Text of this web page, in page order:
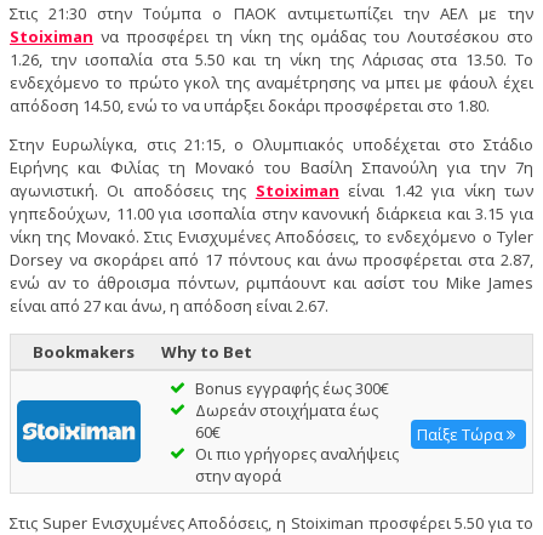
Στις 21:30 στην Τούμπα ο ΠΑΟΚ αντιμετωπίζει την ΑΕΛ με την
Stoiximan να προσφέρει τη νίκη της ομάδας του Λουτσέσκου στο
1.26, την ισοπαλία στα 5.50 και τη νίκη της Λάρισας στα 13.50. Το
ενδεχόμενο το πρώτο γκολ της αναμέτρησης να μπει με φάουλ έχει
απόδοση 14.50, ενώ το να υπάρξει δοκάρι προσφέρεται στο 1.80.
Στην Ευρωλίγκα, στις 21:15, ο Ολυμπιακός υποδέχεται στο Στάδιο
Ειρήνης και Φιλίας τη Μονακό του Βασίλη Σπανούλη για την 7η
αγωνιστική. Οι αποδόσεις της Stoiximan είναι 1.42 για νίκη των
γηπεδούχων, 11.00 για ισοπαλία στην κανονική διάρκεια και 3.15 για
νίκη της Μονακό. Στις Ενισχυμένες Αποδόσεις, το ενδεχόμενο ο Tyler
Dorsey να σκοράρει από 17 πόντους και άνω προσφέρεται στα 2.87,
ενώ αν το άθροισμα πόντων, ριμπάουντ και ασίστ του Mike James
είναι από 27 και άνω, η απόδοση είναι 2.67.
Bookmakers
Why to Bet
Bonus εγγραφής έως 300€
Δωρεάν στοιχήματα έως
60€
Οι πιο γρήγορες αναλήψεις
στην αγορά
Παίξε Τώρα
Στις Super Ενισχυμένες Αποδόσεις, η Stoiximan προσφέρει 5.50 για το